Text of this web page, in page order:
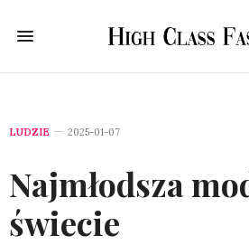
LUDZIE 2025-01-07
Najmłodsza
świecie